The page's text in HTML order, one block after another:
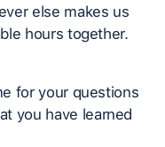
else makes us
hours together.
for your questions
you have learned